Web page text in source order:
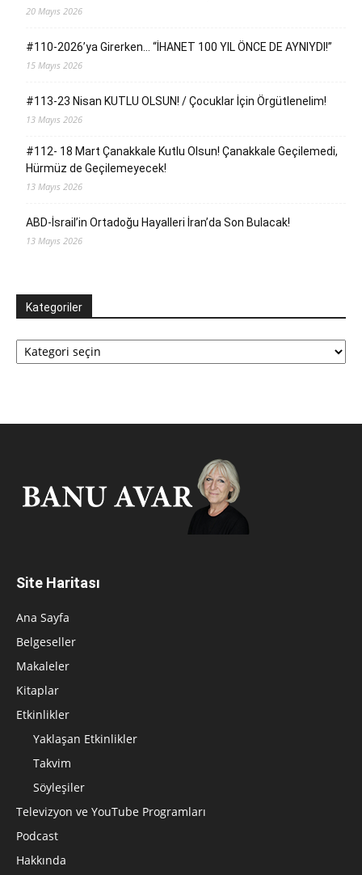
20 Mayıs 2026
#110-2026’ya Girerken… “İHANET 100 YIL ÖNCE DE AYNIYDI!”
15 Mayıs 2026
#113-23 Nisan KUTLU OLSUN! / Çocuklar İçin Örgütlenelim!
13 Mayıs 2026
#112- 18 Mart Çanakkale Kutlu Olsun! Çanakkale Geçilemedi,
Hürmüz de Geçilemeyecek!
13 Mayıs 2026
ABD-İsrail’in Ortadoğu Hayalleri İran’da Son Bulacak!
13 Mayıs 2026
Kategoriler
Kategoriler
Site Haritası
Ana Sayfa
Belgeseller
Makaleler
Kitaplar
Etkinlikler
Yaklaşan Etkinlikler
Takvim
Söyleşiler
Televizyon ve YouTube Programları
Podcast
Hakkında